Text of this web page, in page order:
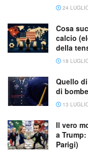
24
Cosa
calcio
della
18
Quello
di
13
Il vero
a
Parigi)